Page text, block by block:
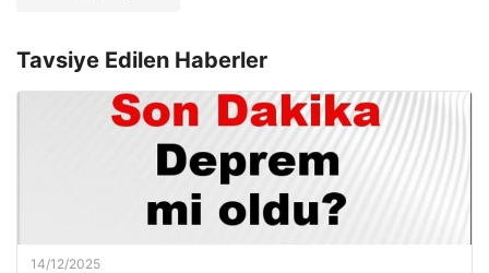
Tavsiye Edilen Haberler
14/12/2025